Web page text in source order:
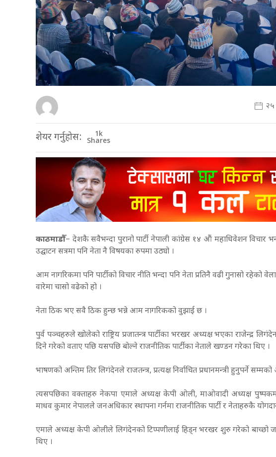
शेयर गर्नुहोस: 1k
Shares
काठमाडौँ– देशकै सवैभन्दा पुरानो पार्टी नेपाली कांग्रेस १४ औं महाधिवेशन विचार
उद्घाटन सत्रमा पनि नेता नै विषयका रुपमा उठ्यो ।
आम नागरिकमा पनि पार्टीको विचार नीति भन्दा पनि नेता प्रतिनै वढी गुनासो
वारेमा चासो वढेको हो ।
नेता ठिक भए सवै ठिक हुन्छ भन्ने आम नागरिकको वुझाई छ ।
पुर्व पञ्चहरुले खोलेको राष्ट्रिय प्रजातन्त्र पार्टीका भरखर अध्यक्ष भएका राजेन्द्र
दिने गरेको वताए पछि यसपछि बोल्ने राजनीतिक पार्टीका नेताले खण्डन गरेका थिए ।
भाषणको अन्तिम तिर लिगंदेनले राजतन्त्र, प्रत्यक्ष निर्वाचित प्रधानमन्त्री हुनुपर्ने
त्यसपछिका वक्ताहरु नेकपा एमाले अध्यक्ष केपी ओली, माओवादी अध्यक्ष
माधव कुमार नेपालले जनअधिकार स्थापना गर्नमा राजनीतिक पार्टी र नेताहरुकै
एमाले अध्यक्ष केपी ओलीले लिगंदेनको टिप्पणीलाई हिड्न भरखर शुरु गरेको बाच्छो
थिए ।